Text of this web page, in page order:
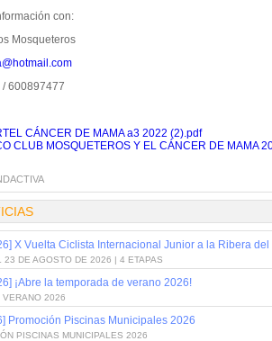
con:
Mosqueteros
600897477
CÁNCER DE MAMA a3 2022 (2).pdf
CLUB MOSQUETEROS Y EL CÁNCER DE MAMA
X Vuelta Ciclista Internacional Junior a la Ribera
23 DE AGOSTO DE 2026 | 4 ETAPAS
¡Abre la temporada de verano 2026!
VERANO 2026
Promoción Piscinas Municipales 2026
PISCINAS MUNICIPALES 2026